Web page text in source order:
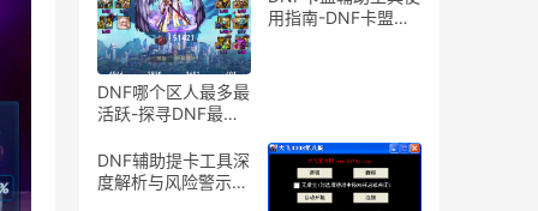
DNF哪个区人最多最
活跃-探寻DNF最热
游戏天堂
用指南-DNF卡盟辅
DNF辅助提卡工具深
度解析与风险警示-